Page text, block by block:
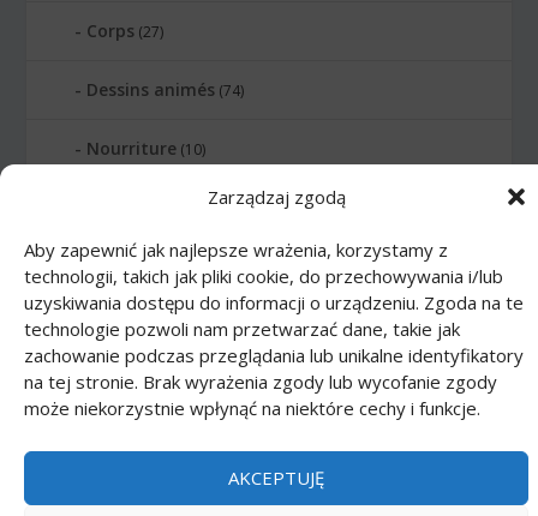
Zarządzaj zgodą
Aby zapewnić jak najlepsze wrażenia, korzystamy z
technologii, takich jak pliki cookie, do przechowywania i/lub
uzyskiwania dostępu do informacji o urządzeniu. Zgoda na te
technologie pozwoli nam przetwarzać dane, takie jak
zachowanie podczas przeglądania lub unikalne identyfikatory
na tej stronie. Brak wyrażenia zgody lub wycofanie zgody
może niekorzystnie wpłynąć na niektóre cechy i funkcje.
AKCEPTUJĘ
Corps (27)
Dessins animés (74)
Nourriture (10)
(62)
Printmania|Privacy policy PL|Privacy
policy EN|Privacy policy DE|Privacy policy
FR|Privacy policy ES|Privacy policy IT|
Contact us